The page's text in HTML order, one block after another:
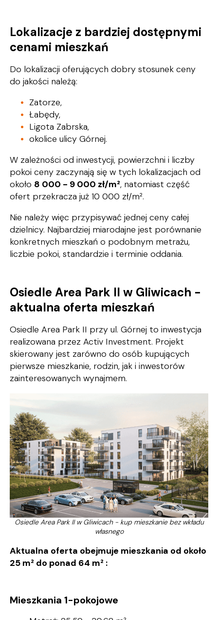
Lokalizacje z bardziej dostępnymi
cenami mieszkań
Do lokalizacji oferujących dobry stosunek ceny
do jakości należą:
Zatorze,
Łabędy,
Ligota Zabrska,
okolice ulicy Górnej.
W zależności od inwestycji, powierzchni i liczby
pokoi ceny zaczynają się w tych lokalizacjach od
około 8 000 - 9 000 zł/m², natomiast część
ofert przekracza już 10 000 zł/m².
Nie należy więc przypisywać jednej ceny całej
dzielnicy. Najbardziej miarodajne jest porównanie
konkretnych mieszkań o podobnym metrażu,
liczbie pokoi, standardzie i terminie oddania.
Osiedle Area Park II w Gliwicach -
aktualna oferta mieszkań
Osiedle Area Park II przy ul. Górnej to inwestycja
realizowana przez Activ Investment. Projekt
skierowany jest zarówno do osób kupujących
pierwsze mieszkanie, rodzin, jak i inwestorów
zainteresowanych wynajmem.
Osiedle Area Park II w Gliwicach - kup mieszkanie bez wkładu
własnego
Aktualna oferta obejmuje mieszkania od około
25 m² do ponad 64 m² :
Mieszkania 1-pokojowe